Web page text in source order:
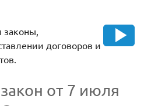
законы,
договоров и
от 7 июля